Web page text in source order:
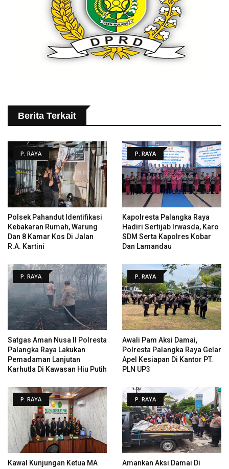
Berita Terkait
P. RAYA
Polsek Pahandut Identifikasi
Kebakaran Rumah, Warung
Dan 8 Kamar Kos Di Jalan
R.A. Kartini
P. RAYA
Kapolresta Palangka Raya
Hadiri Sertijab Irwasda, Karo
SDM Serta Kapolres Kobar
Dan Lamandau
P. RAYA
Satgas Aman Nusa II Polresta
Palangka Raya Lakukan
Pemadaman Lanjutan
Karhutla Di Kawasan Hiu Putih
P. RAYA
Awali Pam Aksi Damai,
Polresta Palangka Raya Gelar
Apel Kesiapan Di Kantor PT.
PLN UP3
P. RAYA
Kawal Kunjungan Ketua MA
P. RAYA
Amankan Aksi Damai Di